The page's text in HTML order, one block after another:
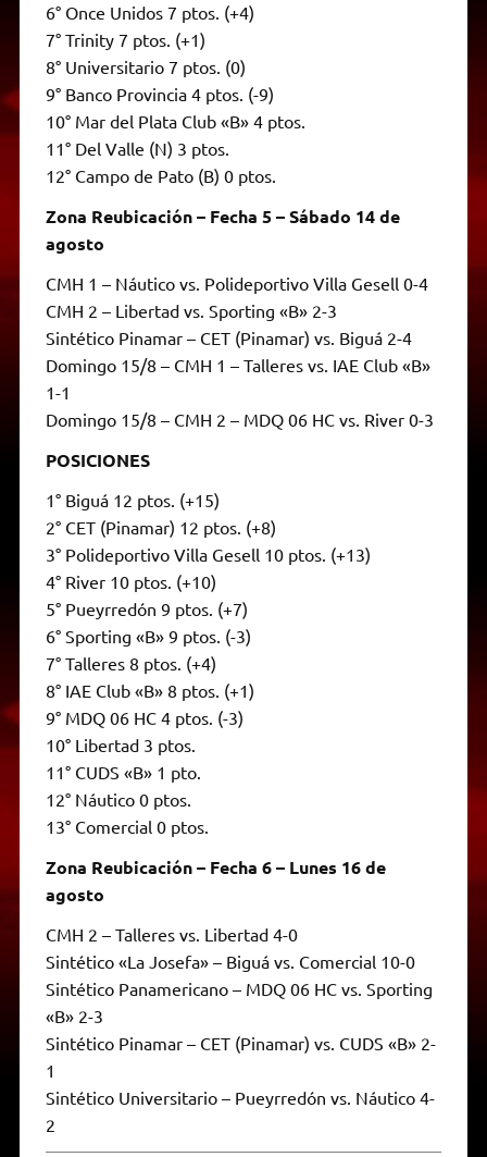
6° Once Unidos 7 ptos. (+4)
7° Trinity 7 ptos. (+1)
8° Universitario 7 ptos. (0)
9° Banco Provincia 4 ptos. (-9)
10° Mar del Plata Club «B» 4 ptos.
11° Del Valle (N) 3 ptos.
12° Campo de Pato (B) 0 ptos.
Zona Reubicación – Fecha 5 – Sábado 14 de
agosto
CMH 1 – Náutico vs. Polideportivo Villa Gesell 0-4
CMH 2 – Libertad vs. Sporting «B» 2-3
Sintético Pinamar – CET (Pinamar) vs. Biguá 2-4
Domingo 15/8 – CMH 1 – Talleres vs. IAE Club «B»
1-1
Domingo 15/8 – CMH 2 – MDQ 06 HC vs. River 0-3
POSICIONES
1° Biguá 12 ptos. (+15)
2° CET (Pinamar) 12 ptos. (+8)
3° Polideportivo Villa Gesell 10 ptos. (+13)
4° River 10 ptos. (+10)
5° Pueyrredón 9 ptos. (+7)
6° Sporting «B» 9 ptos. (-3)
7° Talleres 8 ptos. (+4)
8° IAE Club «B» 8 ptos. (+1)
9° MDQ 06 HC 4 ptos. (-3)
10° Libertad 3 ptos.
11° CUDS «B» 1 pto.
12° Náutico 0 ptos.
13° Comercial 0 ptos.
Zona Reubicación – Fecha 6 – Lunes 16 de
agosto
CMH 2 – Talleres vs. Libertad 4-0
Sintético «La Josefa» – Biguá vs. Comercial 10-0
Sintético Panamericano – MDQ 06 HC vs. Sporting
«B» 2-3
Sintético Pinamar – CET (Pinamar) vs. CUDS «B» 2-
1
Sintético Universitario – Pueyrredón vs. Náutico 4-
2